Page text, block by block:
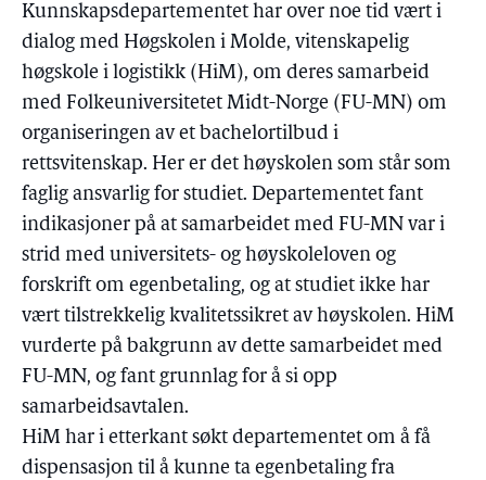
Kunnskapsdepartementet har over noe tid vært i
dialog med Høgskolen i Molde, vitenskapelig
høgskole i logistikk (HiM), om deres samarbeid
med Folkeuniversitetet Midt-Norge (FU-MN) om
organiseringen av et bachelortilbud i
rettsvitenskap. Her er det høyskolen som står som
faglig ansvarlig for studiet. Departementet fant
indikasjoner på at samarbeidet med FU-MN var i
strid med universitets- og høyskoleloven og
forskrift om egenbetaling, og at studiet ikke har
vært tilstrekkelig kvalitetssikret av høyskolen. HiM
vurderte på bakgrunn av dette samarbeidet med
FU-MN, og fant grunnlag for å si opp
samarbeidsavtalen.
HiM har i etterkant søkt departementet om å få
dispensasjon til å kunne ta egenbetaling fra